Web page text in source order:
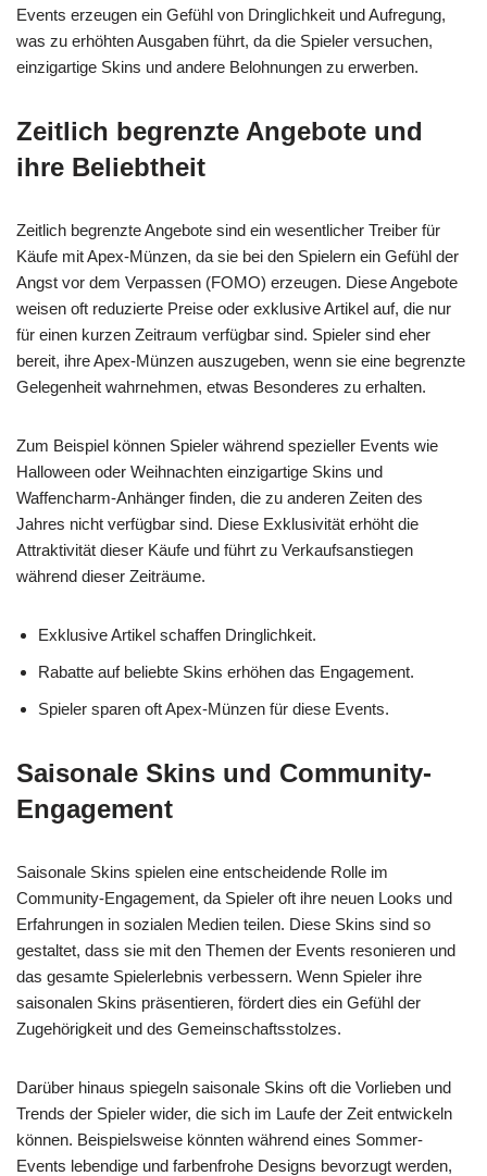
Events erzeugen ein Gefühl von Dringlichkeit und Aufregung,
was zu erhöhten Ausgaben führt, da die Spieler versuchen,
einzigartige Skins und andere Belohnungen zu erwerben.
Zeitlich begrenzte Angebote und
ihre Beliebtheit
Zeitlich begrenzte Angebote sind ein wesentlicher Treiber für
Käufe mit Apex-Münzen, da sie bei den Spielern ein Gefühl der
Angst vor dem Verpassen (FOMO) erzeugen. Diese Angebote
weisen oft reduzierte Preise oder exklusive Artikel auf, die nur
für einen kurzen Zeitraum verfügbar sind. Spieler sind eher
bereit, ihre Apex-Münzen auszugeben, wenn sie eine begrenzte
Gelegenheit wahrnehmen, etwas Besonderes zu erhalten.
Zum Beispiel können Spieler während spezieller Events wie
Halloween oder Weihnachten einzigartige Skins und
Waffencharm-Anhänger finden, die zu anderen Zeiten des
Jahres nicht verfügbar sind. Diese Exklusivität erhöht die
Attraktivität dieser Käufe und führt zu Verkaufsanstiegen
während dieser Zeiträume.
Exklusive Artikel schaffen Dringlichkeit.
Rabatte auf beliebte Skins erhöhen das Engagement.
Spieler sparen oft Apex-Münzen für diese Events.
Saisonale Skins und Community-
Engagement
Saisonale Skins spielen eine entscheidende Rolle im
Community-Engagement, da Spieler oft ihre neuen Looks und
Erfahrungen in sozialen Medien teilen. Diese Skins sind so
gestaltet, dass sie mit den Themen der Events resonieren und
das gesamte Spielerlebnis verbessern. Wenn Spieler ihre
saisonalen Skins präsentieren, fördert dies ein Gefühl der
Zugehörigkeit und des Gemeinschaftsstolzes.
Darüber hinaus spiegeln saisonale Skins oft die Vorlieben und
Trends der Spieler wider, die sich im Laufe der Zeit entwickeln
können. Beispielsweise könnten während eines Sommer-
Events lebendige und farbenfrohe Designs bevorzugt werden,